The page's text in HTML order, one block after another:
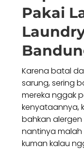
Pakai
Karena batal
sarung, sering
mereka nggak
kenyataannya,
bahkan
nantinya malah
kuman kalau